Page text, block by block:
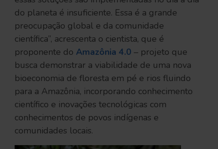
do planeta é insuficiente. Essa é a grande
preocupação global e da comunidade
científica”, acrescenta o cientista, que é
proponente do Amazônia 4.0 – projeto que
busca demonstrar a viabilidade de uma nova
bioeconomia de floresta em pé e rios fluindo
para a Amazônia, incorporando conhecimento
científico e inovações tecnológicas com
conhecimentos de povos indígenas e
comunidades locais.